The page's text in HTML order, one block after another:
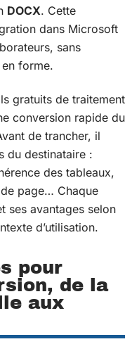
DOCX. Cette
dans Microsoft
sans
forme.
gratuits de traitement
conversion rapide du
de trancher, il
du destinataire :
des tableaux,
page… Chaque
ses avantages selon
d’utilisation.
pour
de la
aux